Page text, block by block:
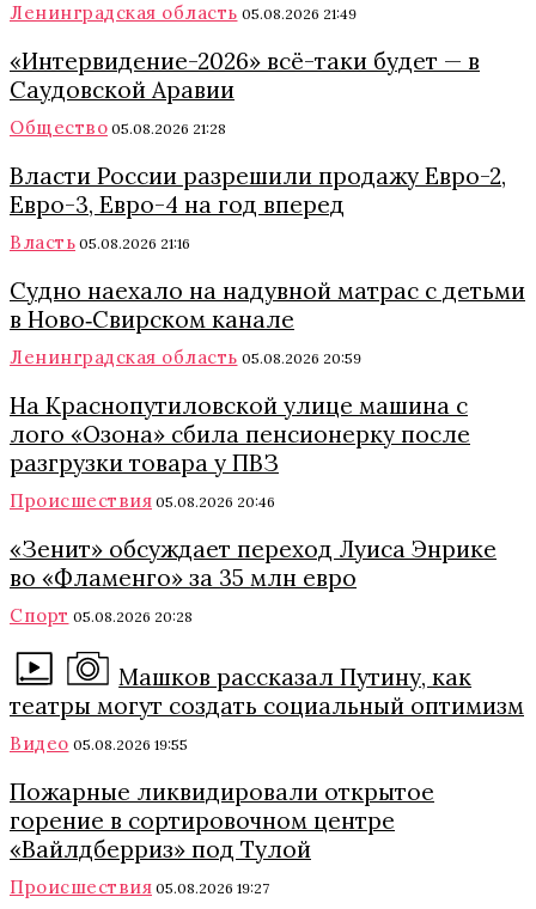
Ленинградская область 05.08.2026 21:49
«Интервидение-2026» всё-таки будет — в
Саудовской Аравии
Общество 05.08.2026 21:28
Власти России разрешили продажу Евро-2,
Евро-3, Евро-4 на год вперед
Власть 05.08.2026 21:16
Судно наехало на надувной матрас с детьми
в Ново‑Свирском канале
Ленинградская область 05.08.2026 20:59
На Краснопутиловской улице машина с
лого «Озона» сбила пенсионерку после
разгрузки товара у ПВЗ
Происшествия 05.08.2026 20:46
«Зенит» обсуждает переход Луиса Энрике
во «Фламенго» за 35 млн евро
Спорт 05.08.2026 20:28
Машков рассказал Путину, как
театры могут создать социальный оптимизм
Видео 05.08.2026 19:55
Пожарные ликвидировали открытое
горение в сортировочном центре
«Вайлдберриз» под Тулой
Происшествия 05.08.2026 19:27